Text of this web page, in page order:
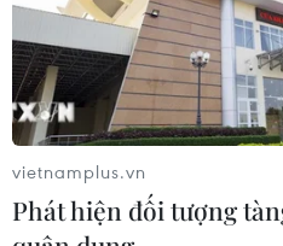
Ngôn ngữ
Dịch vụ tin
Liên hệ
vietnamplus.vn
Phát hiện đối tượng